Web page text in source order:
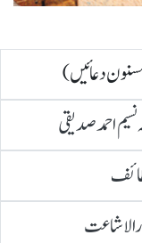
دعائیں)
احمد صدیقی